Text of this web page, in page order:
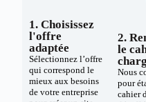
1. Choisissez
l'offre
adaptée
Sélectionnez l’offre
qui correspond le
mieux aux besoins
de votre entreprise
2.
le
Nous
pour
cahier